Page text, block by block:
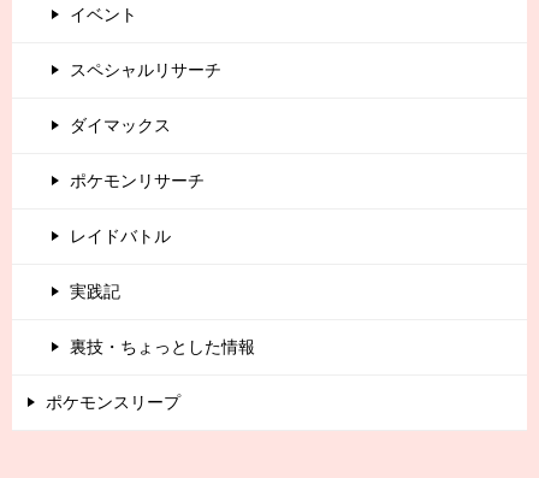
イベント
スペシャルリサーチ
ダイマックス
ポケモンリサーチ
レイドバトル
実践記
裏技・ちょっとした情報
ポケモンスリープ